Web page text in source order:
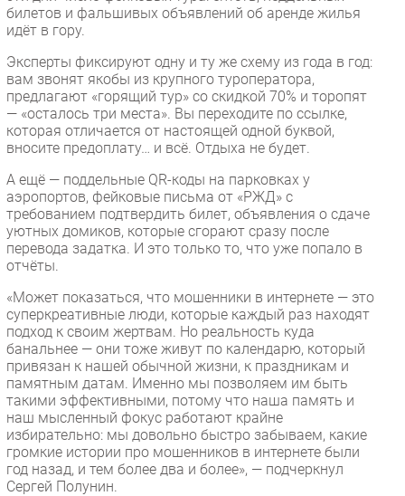
Проекты
IT класс
Тестовый стенд
Каталог компаний
билетов и фальшивых объявлений об аренде жилья
идёт в гору.
Эксперты фиксируют одну и ту же схему из года в год:
вам звонят якобы из крупного туроператора,
предлагают «горящий тур» со скидкой 70% и торопят
— «осталось три места». Вы переходите по ссылке,
которая отличается от настоящей одной буквой,
вносите предоплату… и всё. Отдыха не будет.
А ещё — поддельные QR-коды на парковках у
аэропортов, фейковые письма от «РЖД» с
требованием подтвердить билет, объявления о сдаче
уютных домиков, которые сгорают сразу после
перевода задатка. И это только то, что уже попало в
отчёты.
«Может показаться, что мошенники в интернете — это
суперкреативные люди, которые каждый раз находят
подход к своим жертвам. Но реальность куда
банальнее — они тоже живут по календарю, который
привязан к нашей обычной жизни, к праздникам и
памятным датам. Именно мы позволяем им быть
такими эффективными, потому что наша память и
наш мысленный фокус работают крайне
избирательно: мы довольно быстро забываем, какие
громкие истории про мошенников в интернете были
год назад, и тем более два и более», — подчеркнул
Сергей Полунин.